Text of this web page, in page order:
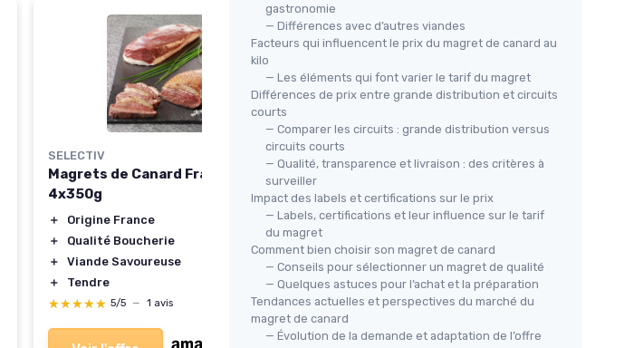
SELECTIV
Magrets de Canard Frais -
4x350g
＋
Origine France
＋
Qualité Boucherie
＋
Viande Savoureuse
＋
Tendre
★★★★★
★★★★★ 5/5 — 1 avis Magret de canard séché - 90g
＋
gastronomie
— Différences avec d’autres viandes
Facteurs qui influencent le prix du magret de canard au
kilo
— Les éléments qui font varier le tarif du magret
Différences de prix entre grande distribution et circuits
courts
— Comparer les circuits : grande distribution versus
circuits courts
— Qualité, transparence et livraison : des critères à
surveiller
Impact des labels et certifications sur le prix
— Labels, certifications et leur influence sur le tarif
du magret
Comment bien choisir son magret de canard
— Conseils pour sélectionner un magret de qualité
— Quelques astuces pour l’achat et la préparation
Tendances actuelles et perspectives du marché du
magret de canard
— Évolution de la demande et adaptation de l’offre